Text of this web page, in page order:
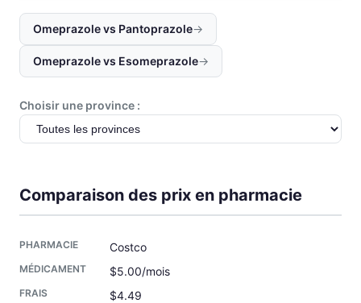
Omeprazole vs Pantoprazole→
Omeprazole vs Esomeprazole→
Choisir une province :
Comparaison des prix en pharmacie
Costco
$5.00/mois
$4.49